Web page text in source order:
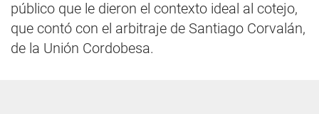
público que le dieron el contexto ideal al cotejo,
que contó con el arbitraje de Santiago Corvalán,
de la Unión Cordobesa.